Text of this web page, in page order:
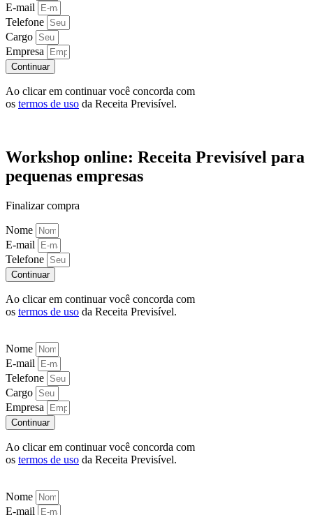
E-mail
Telefone
Cargo
Empresa
Continuar
Ao clicar em continuar você concorda com
os termos de uso da Receita Previsível.
Workshop online: Receita Previsível para
pequenas empresas
Finalizar compra
Nome
E-mail
Telefone
Continuar
Ao clicar em continuar você concorda com
os termos de uso da Receita Previsível.
Nome
E-mail
Telefone
Cargo
Empresa
Continuar
Ao clicar em continuar você concorda com
os termos de uso da Receita Previsível.
Nome
E-mail